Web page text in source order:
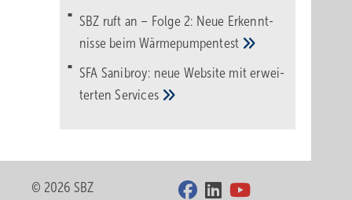
SBZ ruft an – Folge 2: Neue Erkennt­
nisse beimWärme­pumpen­test
SFA Sanibroy: neue Web­site mit erwei­
tertenServices
© 2026 SBZ